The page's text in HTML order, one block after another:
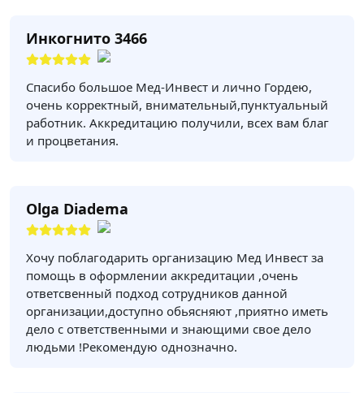
Инкогнито 3466
Спасибо большое Мед-Инвест и лично Гордею,
очень корректный, внимательный,пунктуальный
работник. Аккредитацию получили, всех вам благ
и процветания.
Olga Diadema
Хочу поблагодарить организацию Мед Инвест за
помощь в оформлении аккредитации ,очень
ответсвенный подход сотрудников данной
организации,доступно обьясняют ,приятно иметь
дело с ответственными и знающими свое дело
людьми !Рекомендую однозначно.